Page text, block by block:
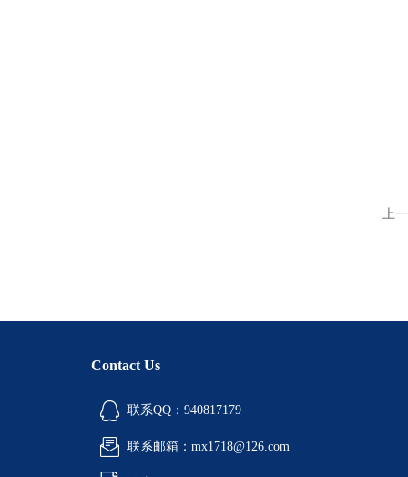
上
Contact Us
联系QQ：940817179
联系邮箱：mx1718@126.com